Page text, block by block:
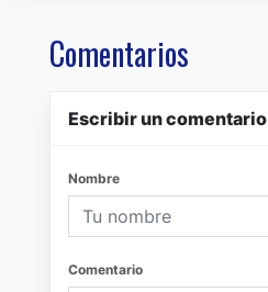
Comentarios
Escribir un comentario
Nombre
Comentario